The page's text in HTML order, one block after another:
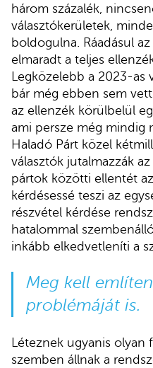
három százalék,
választókerületek,
boldogulna. Ráadásul
elmaradt a teljes
Legközelebb a 2023-as
bár még ebben sem
az ellenzék körülbelül
ami persze még mindig
Haladó Párt közel
választók jutalmazzák
pártok közötti ellentét
kérdésessé teszi az
részvétel kérdése
hatalommal
inkább elkedvetleníti a
Meg kell
problémáját is.
Léteznek ugyanis olyan
szemben állnak a